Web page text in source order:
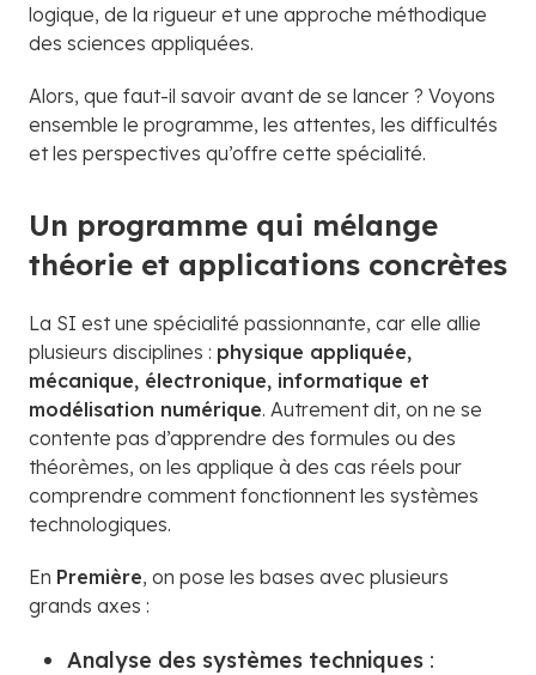
logique, de la rigueur et une approche méthodique
des sciences appliquées.
Alors, que faut-il savoir avant de se lancer ? Voyons
ensemble le programme, les attentes, les difficultés
et les perspectives qu’offre cette spécialité.
Un programme qui mélange
théorie et applications concrètes
La SI est une spécialité passionnante, car elle allie
plusieurs disciplines : physique appliquée,
mécanique, électronique, informatique et
modélisation numérique. Autrement dit, on ne se
contente pas d’apprendre des formules ou des
théorèmes, on les applique à des cas réels pour
comprendre comment fonctionnent les systèmes
technologiques.
En Première, on pose les bases avec plusieurs
grands axes :
Analyse des systèmes techniques :